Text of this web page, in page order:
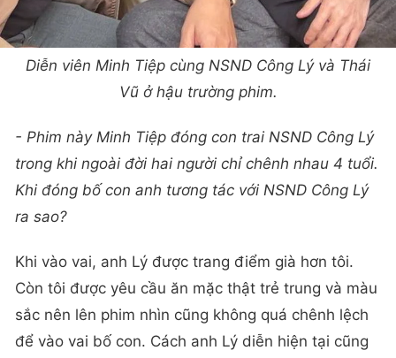
Diễn viên Minh Tiệp cùng NSND Công Lý và Thái
Vũ ở hậu trường phim.
- Phim này Minh Tiệp đóng con trai NSND Công Lý
trong khi ngoài đời hai người chỉ chênh nhau 4 tuổi.
Khi đóng bố con anh tương tác với NSND Công Lý
ra sao?
Khi vào vai, anh Lý được trang điểm già hơn tôi.
Còn tôi được yêu cầu ăn mặc thật trẻ trung và màu
sắc nên lên phim nhìn cũng không quá chênh lệch
để vào vai bố con. Cách anh Lý diễn hiện tại cũng